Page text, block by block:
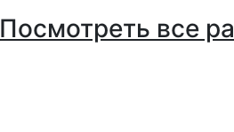
Посмотреть все